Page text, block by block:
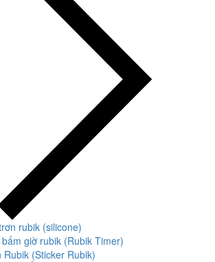
rubik (silicone)
giờ rubik (Rubik Timer)
Rubik (Sticker Rubik)